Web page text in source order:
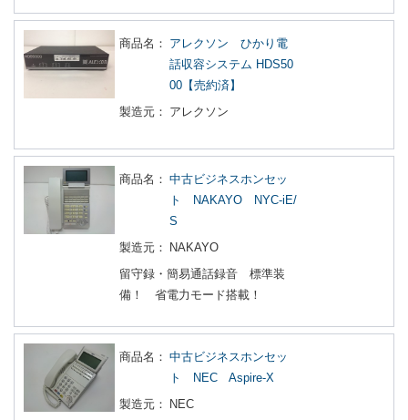
商品名： アレクソン ひかり電
話収容システム HDS50
00【売約済】
製造元： アレクソン
商品名： 中古ビジネスホンセッ
ト NAKAYO NYC-iE/
S
製造元：
NAKAYO
留守録・簡易通話録音 標準装
備！ 省電力モード搭載！
商品名： 中古ビジネスホンセッ
ト NEC Aspire-X
製造元：
NEC